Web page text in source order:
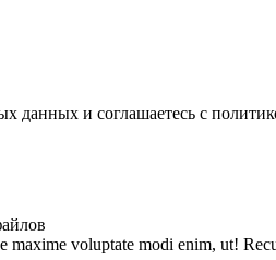
данных и соглашаетесь с
voluptate modi enim, ut!